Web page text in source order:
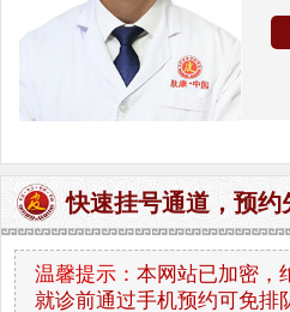
快速挂号通道，预约
温馨提示： 本网站已加密，
就诊前通过手机预约可免排